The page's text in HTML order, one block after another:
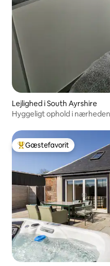
Lejlighed i South Ayrshire
Hyggeligt ophold i
Bedste gæstefavorit
Gæstefavorit